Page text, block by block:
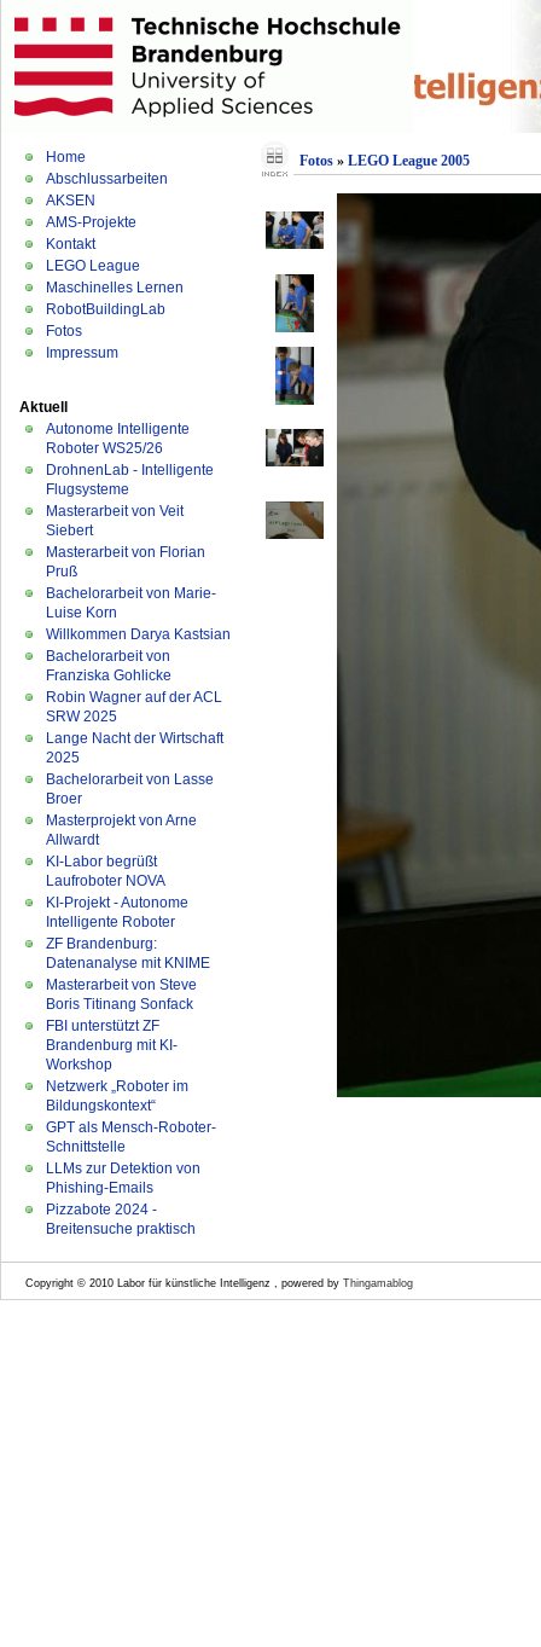
Home
Abschlussarbeiten
AKSEN
AMS-Projekte
Kontakt
LEGO League
Maschinelles Lernen
RobotBuildingLab
Fotos
Impressum
Aktuell
Autonome Intelligente
Roboter WS25/26
DrohnenLab - Intelligente
Flugsysteme
Masterarbeit von Veit
Siebert
Masterarbeit von Florian
Pruß
Bachelorarbeit von Marie-
Luise Korn
Willkommen Darya Kastsian
Bachelorarbeit von
Franziska Gohlicke
Robin Wagner auf der ACL
SRW 2025
Lange Nacht der Wirtschaft
2025
Bachelorarbeit von Lasse
Broer
Masterprojekt von Arne
Allwardt
KI-Labor begrüßt
Laufroboter NOVA
KI-Projekt - Autonome
Intelligente Roboter
ZF Brandenburg:
Datenanalyse mit KNIME
Masterarbeit von Steve
Boris Titinang Sonfack
FBI unterstützt ZF
Brandenburg mit KI-
Workshop
Netzwerk „Roboter im
Bildungskontext“
GPT als Mensch-Roboter-
Schnittstelle
LLMs zur Detektion von
Phishing-Emails
Pizzabote 2024 -
Breitensuche praktisch
Fotos» LEGO League 2005
Copyright © 2010 Labor für künstliche Intelligenz , powered by Thingamablog